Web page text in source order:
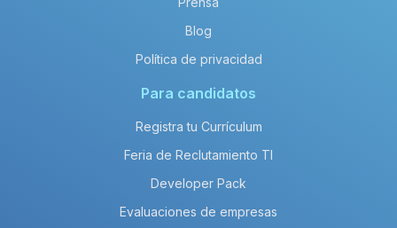
Blog
Política de privacidad
Para candidatos
Registra tu Currículum
Feria de Reclutamiento TI
Developer Pack
Evaluaciones de empresas